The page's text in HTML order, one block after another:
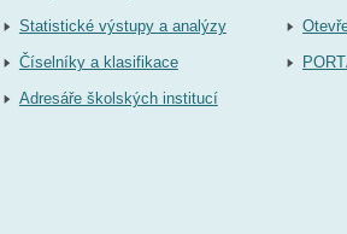
Statistické výstupy a analýzy
Číselníky a klasifikace
Adresáře školských institucí